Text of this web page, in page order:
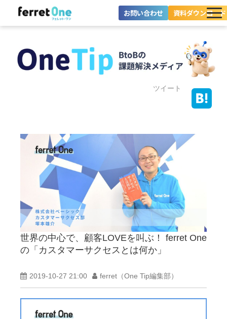
お問い合わせ 資料ダウンロード
ツール・機能一覧
料金プラン
お役立ち情報
ツイート
世界の中心で、顧客LOVEを叫ぶ！ ferret One
の「カスタマーサクセスとは何か」
2019-10-27 21:00 ferret（One Tip編集部）